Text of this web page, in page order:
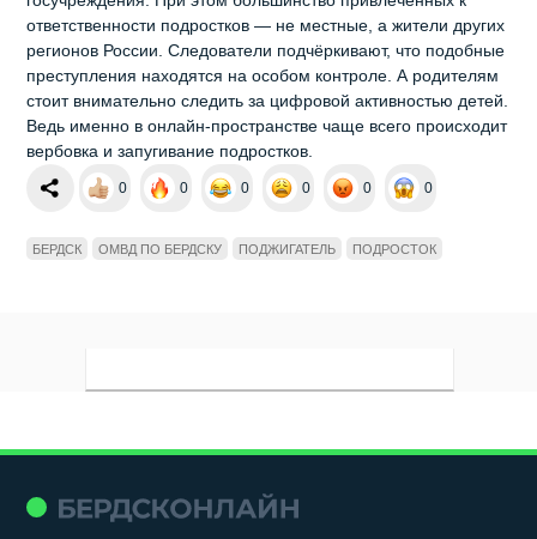
ответственности подростков — не местные, а жители других
регионов России. Следователи подчёркивают, что подобные
преступления находятся на особом контроле. А родителям
стоит внимательно следить за цифровой активностью детей.
Ведь именно в онлайн‑пространстве чаще всего происходит
вербовка и запугивание подростков.
0 0 0 0 0 0
БЕРДСК ОМВД ПО БЕРДСКУ ПОДЖИГАТЕЛЬ ПОДРОСТОК